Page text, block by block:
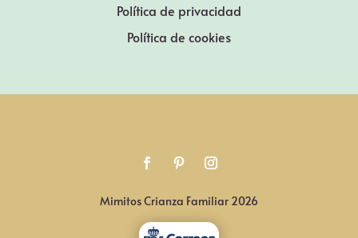
Política de privacidad
Política de cookies
Mimitos Crianza Familiar 2026